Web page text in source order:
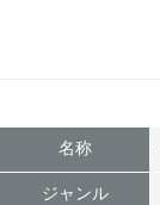
名称
ジャンル